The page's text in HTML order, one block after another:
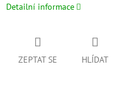
Detailní informace
ZEPTAT SE HLÍDAT